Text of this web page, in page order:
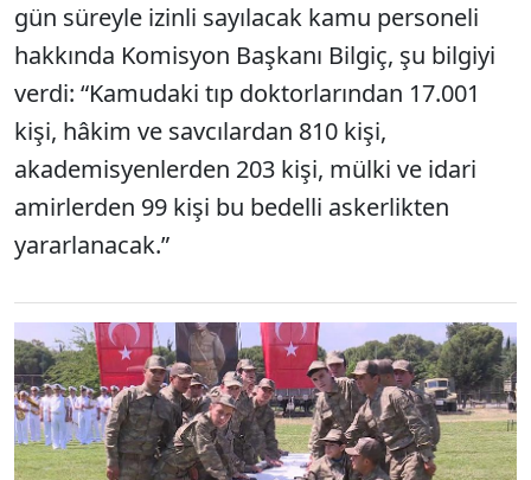
gün süreyle izinli sayılacak kamu personeli
hakkında Komisyon Başkanı Bilgiç, şu bilgiyi
verdi: “Kamudaki tıp doktorlarından 17.001
kişi, hâkim ve savcılardan 810 kişi,
akademisyenlerden 203 kişi, mülki ve idari
amirlerden 99 kişi bu bedelli askerlikten
yararlanacak.”